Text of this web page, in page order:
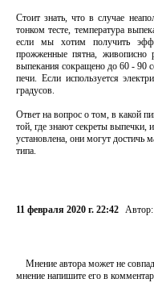
Стоит знать, что в случае
тонком тесте, температура
если мы хотим получить
прожженные пятна, живописно
выпекания сокращено до 60 - 90
печи. Если используется
градусов.
Ответ на вопрос о том, в какой
той, где знают секреты выпечки,
установлена, они могут достичь
типа.
11 февраля 2020 г. 22:42 Автор:
Мнение автора может не
мнение напишите его в